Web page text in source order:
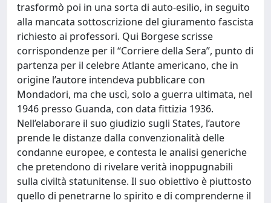
trasformò poi in una sorta di auto-esilio, in seguito
alla mancata sottoscrizione del giuramento fascista
richiesto ai professori. Qui Borgese scrisse
corrispondenze per il “Corriere della Sera”, punto di
partenza per il celebre Atlante americano, che in
origine l’autore intendeva pubblicare con
Mondadori, ma che uscì, solo a guerra ultimata, nel
1946 presso Guanda, con data fittizia 1936.
Nell’elaborare il suo giudizio sugli States, l’autore
prende le distanze dalla convenzionalità delle
condanne europee, e contesta le analisi generiche
che pretendono di rivelare verità inoppugnabili
sulla civiltà statunitense. Il suo obiettivo è piuttosto
quello di penetrarne lo spirito e di comprenderne il